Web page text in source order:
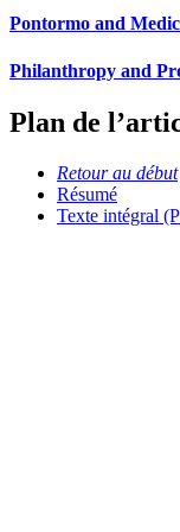
Pontormo and
Philanthropy and
Plan de
Retour au début
Résumé
Texte intégral